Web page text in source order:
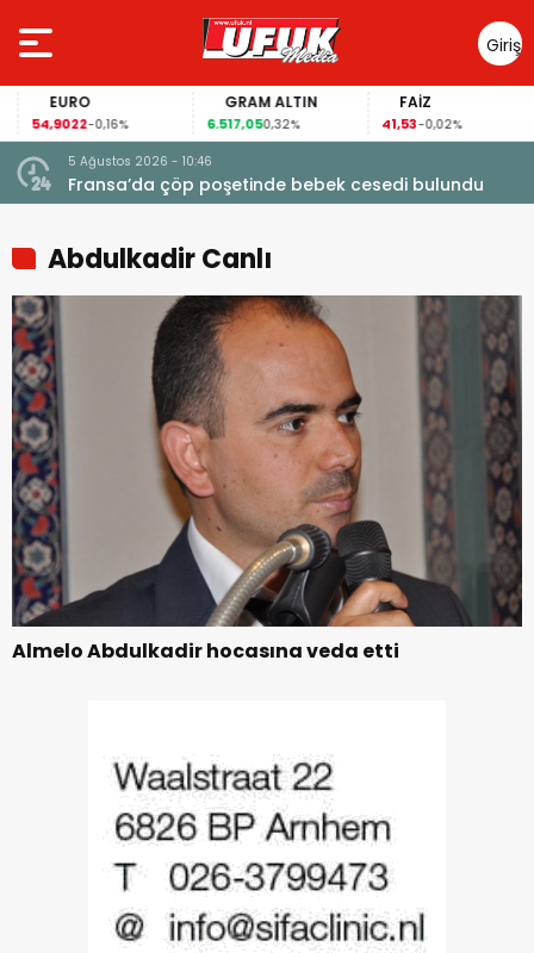
Giriş
Yap
EURO
54,9022-0,16%
GRAM ALTIN
6.517,050,32%
FAİZ
41,53-0,02%
5 Ağustos 2026 - 10:46
Fransa’da çöp poşetinde bebek cesedi bulundu
Abdulkadir Canlı
Almelo Abdulkadir hocasına veda etti